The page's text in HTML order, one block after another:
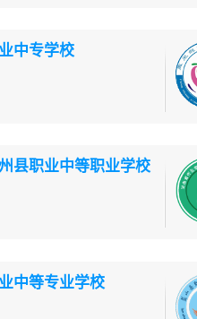
中专学校
县职业中等职业学校
中等专业学校